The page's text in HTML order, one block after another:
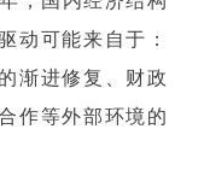
动可能来自于：
渐进修复、财政
作等外部环境的